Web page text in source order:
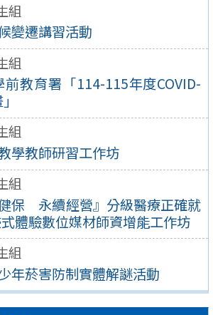
組
變遷講習活動
組
教育署「114-115年度COVID-
組
學教師研習工作坊
組
保 永續經營』分級醫療正確就
體驗數位媒材師資增能工作坊
組
年菸害防制實體解謎活動